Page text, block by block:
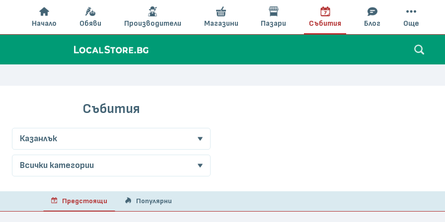
Събития
Казанлък
Всички категории
Предстоящи Популярни
Начало Обяви Производители Магазини Пазари Събития Блог Още